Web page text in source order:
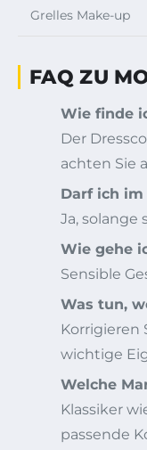
Grelles Make-up
FAQ ZU
Wie finde
Der
achten Sie
Darf ich
Ja,
Wie gehe
Sensible
Was tun,
Korrigieren
wichtige
Welche
Klassiker
passende